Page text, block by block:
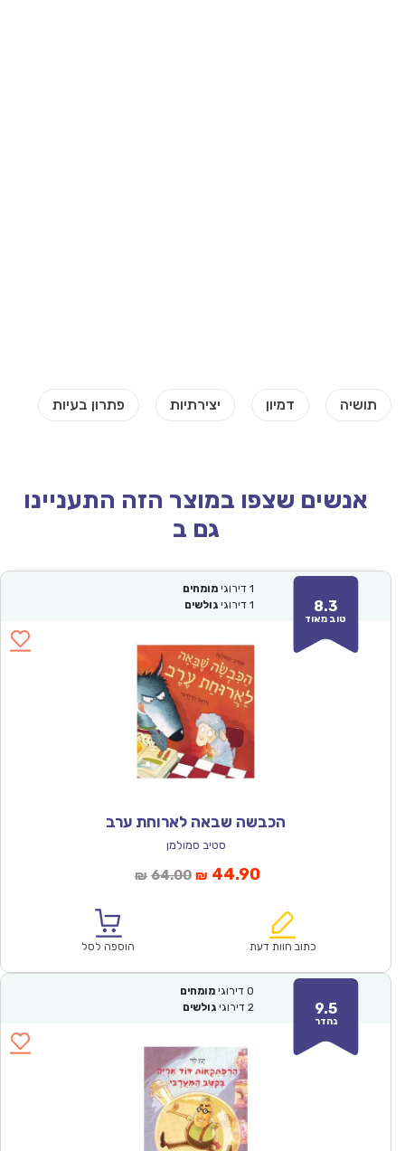
אנשים שצפו במוצר הזה התעניינו
גם ב
8.3
טוב מאוד
1 דירוגי מומחים
1 דירוגי גולשים
הכבשה שבאה לארוחת ערב
סטיב סמולמן
₪ 64.00המחיר
₪64.00.
₪ 44.90המחיר
הוא:
כתוב חוות דעת הוספה לסל
9.5
נהדר
0 דירוגי מומחים
2 דירוגי גולשים